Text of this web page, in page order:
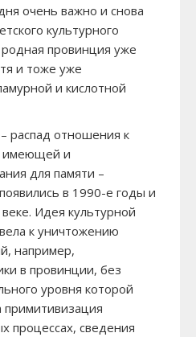
очень важно и снова
культурного
провинция уже
и тоже уже
и кислотной
распад отношения к
имеющей и
для памяти –
в 1990-е годы и
Идея культурной
к уничтожению
например,
в провинции, без
уровня которой
примитивизация
процессах, сведения